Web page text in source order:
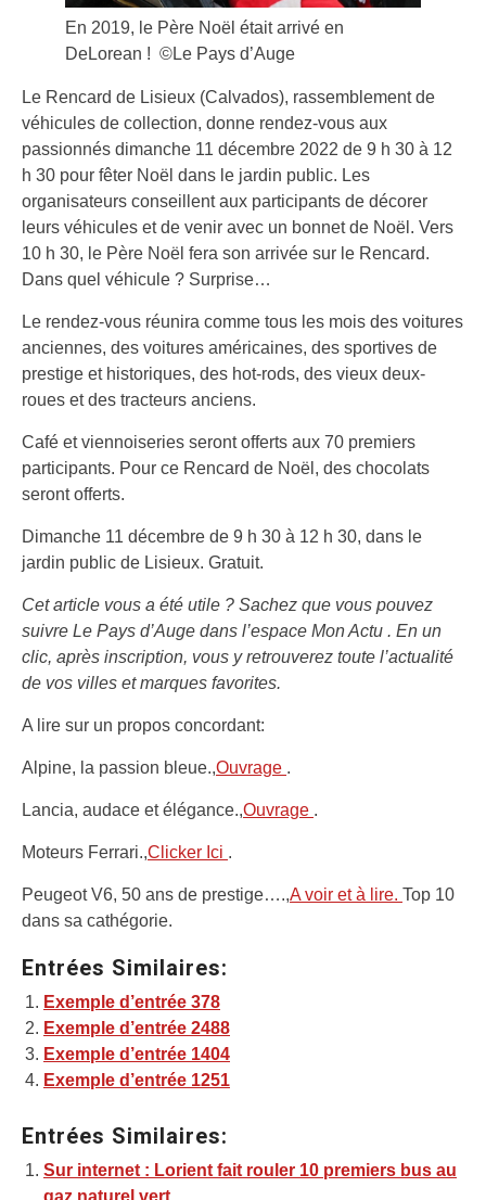
En 2019, le Père Noël était arrivé en
DeLorean ! ©Le Pays d’Auge
Le Rencard de Lisieux (Calvados), rassemblement de
véhicules de collection, donne rendez-vous aux
passionnés dimanche 11 décembre 2022 de 9 h 30 à 12
h 30 pour fêter Noël dans le jardin public. Les
organisateurs conseillent aux participants de décorer
leurs véhicules et de venir avec un bonnet de Noël. Vers
10 h 30, le Père Noël fera son arrivée sur le Rencard.
Dans quel véhicule ? Surprise…
Le rendez-vous réunira comme tous les mois des voitures
anciennes, des voitures américaines, des sportives de
prestige et historiques, des hot-rods, des vieux deux-
roues et des tracteurs anciens.
Café et viennoiseries seront offerts aux 70 premiers
participants. Pour ce Rencard de Noël, des chocolats
seront offerts.
Dimanche 11 décembre de 9 h 30 à 12 h 30, dans le
jardin public de Lisieux. Gratuit.
Cet article vous a été utile ? Sachez que vous pouvez
suivre Le Pays d’Auge dans l’espace Mon Actu . En un
clic, après inscription, vous y retrouverez toute l’actualité
de vos villes et marques favorites.
A lire sur un propos concordant:
Alpine, la passion bleue.,Ouvrage .
Lancia, audace et élégance.,Ouvrage .
Moteurs Ferrari.,Clicker Ici .
Peugeot V6, 50 ans de prestige….,A voir et à lire. Top 10
dans sa cathégorie.
Entrées Similaires:
Exemple d’entrée 378
Exemple d’entrée 2488
Exemple d’entrée 1404
Exemple d’entrée 1251
Entrées Similaires:
Sur internet : Lorient fait rouler 10 premiers bus au
gaz naturel vert